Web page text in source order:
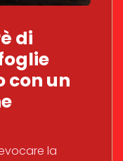
di
con un
la